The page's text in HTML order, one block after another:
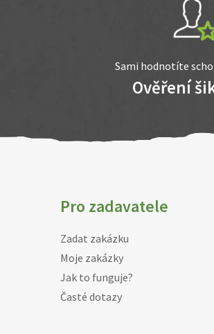
Sami hodnotíte
Ověření
Pro zadavatele
Zadat zakázku
Moje zakázky
Jak to funguje?
Časté dotazy